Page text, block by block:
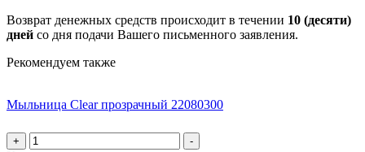
Возврат денежных средств происходит в течении 10 (десяти)
дней со дня подачи Вашего письменного заявления.
Рекомендуем также
Мыльница Clear прозрачный 22080300
+ -